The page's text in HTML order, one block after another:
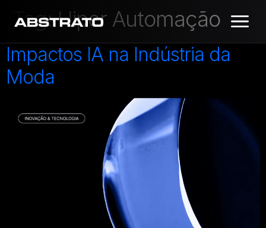
Tag:Hiper Automação
Impactos IA na Indústria da
Moda